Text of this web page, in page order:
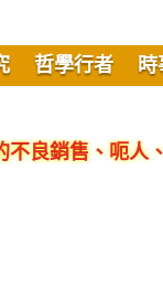
哲學行者
、呃人、騙局